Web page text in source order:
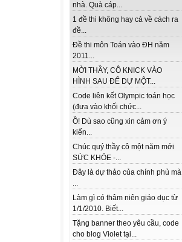
nhà. Quà cáp...
1 đề thi không hay cả về cách ra
đề...
Đề thi môn Toán vào ĐH năm
2011...
MỜI THẦY, CÔ KNICK VÀO
HÌNH SAU ĐỂ DỰ MỘT...
Code liên kết Olympic toán học
(đưa vào khối chức...
Ồ! Dù sao cũng xin cảm ơn ý
kiến...
Chúc quý thầy cô một năm mới
SỨC KHỎE -...
Đây là dự thảo của chính phủ mà
...
Làm gì có thâm niên giáo dục từ
1/1/2010. Biết...
Tặng banner theo yêu cầu, code
cho blog Violet tại...